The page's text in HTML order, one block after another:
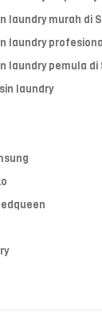
laundry murah di
laundry
laundry pemula di
laundry